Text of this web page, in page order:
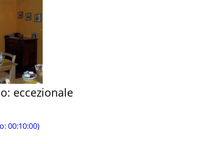
eccezionale
00:10:00)